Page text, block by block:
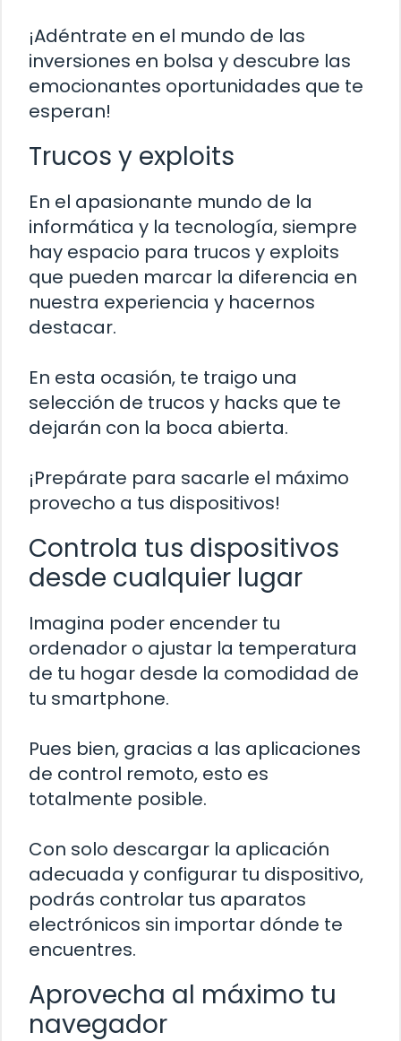
¡Adéntrate en el mundo de las
inversiones en bolsa y descubre las
emocionantes oportunidades que te
esperan!
Trucos y exploits
En el apasionante mundo de la
informática y la tecnología, siempre
hay espacio para trucos y exploits
que pueden marcar la diferencia en
nuestra experiencia y hacernos
destacar.
En esta ocasión, te traigo una
selección de trucos y hacks que te
dejarán con la boca abierta.
¡Prepárate para sacarle el máximo
provecho a tus dispositivos!
Controla tus dispositivos
desde cualquier lugar
Imagina poder encender tu
ordenador o ajustar la temperatura
de tu hogar desde la comodidad de
tu smartphone.
Pues bien, gracias a las aplicaciones
de control remoto, esto es
totalmente posible.
Con solo descargar la aplicación
adecuada y configurar tu dispositivo,
podrás controlar tus aparatos
electrónicos sin importar dónde te
encuentres.
Aprovecha al máximo tu
navegador